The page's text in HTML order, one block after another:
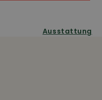
Ausstattung